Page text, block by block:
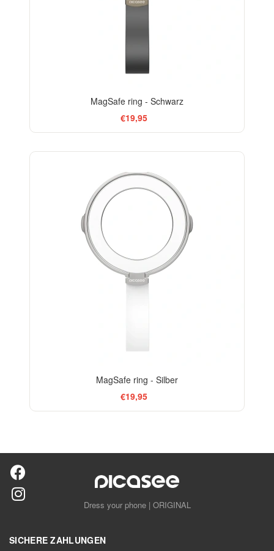
MagSafe ring - Schwarz
€19,95
MagSafe ring - Silber
€19,95
Dress your phone | ORIGINAL
SICHERE ZAHLUNGEN